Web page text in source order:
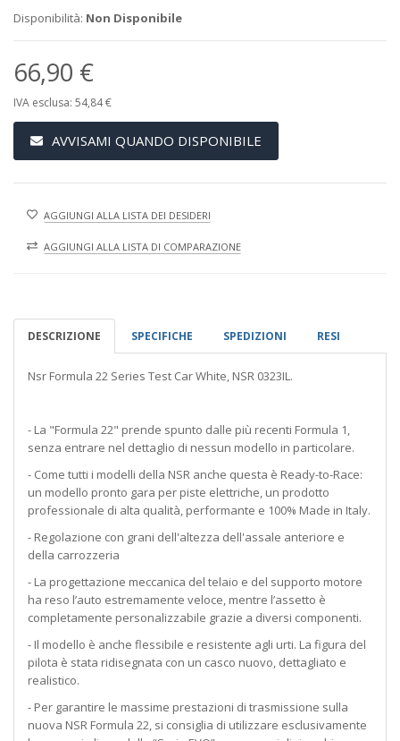
Disponibilità: Non Disponibile
66,90 €
IVA esclusa: 54,84 €
AVVISAMI QUANDO DISPONIBILE
AGGIUNGI ALLA LISTA DEI DESIDERI
AGGIUNGI ALLA LISTA DI COMPARAZIONE
DESCRIZIONE SPECIFICHE SPEDIZIONI RESI
Nsr Formula 22 Series Test Car White, NSR 0323IL.
- La "Formula 22" prende spunto dalle più recenti Formula 1,
senza entrare nel dettaglio di nessun modello in particolare.
- Come tutti i modelli della NSR anche questa è Ready-to-Race:
un modello pronto gara per piste elettriche, un prodotto
professionale di alta qualità, performante e 100% Made in Italy.
- Regolazione con grani dell'altezza dell'assale anteriore e
della carrozzeria
- La progettazione meccanica del telaio e del supporto motore
ha reso l’auto estremamente veloce, mentre l’assetto è
completamente personalizzabile grazie a diversi componenti.
- Il modello è anche flessibile e resistente agli urti. La figura del
pilota è stata ridisegnata con un casco nuovo, dettagliato e
realistico.
- Per garantire le massime prestazioni di trasmissione sulla
nuova NSR Formula 22, si consiglia di utilizzare esclusivamente